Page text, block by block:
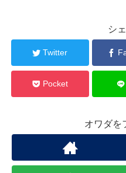
シ
Twitter
Pocket
オワダを